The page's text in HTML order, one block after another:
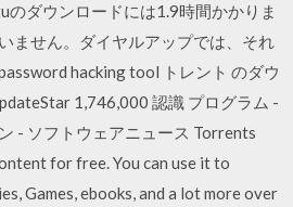
ダウンロードには1.9時間かかりま
ません。ダイヤルアップでは、それ
hacking tool トレント のダウ
1,746,000 認識 プログラム -
- ソフトウェアニュース Torrents
for free. You can use it to
Games, ebooks, and a lot more over